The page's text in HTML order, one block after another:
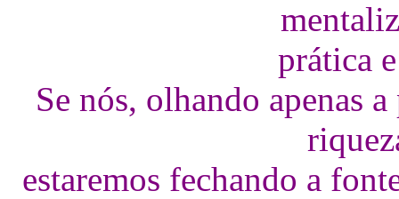
prática
Se nós, olhando apenas
estaremos fechando a